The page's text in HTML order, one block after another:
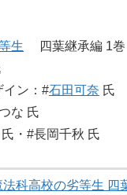
生 四葉継承編 1巻
イン：#石田可奈 氏
な 氏
・#長岡千秋 氏
法科高校の劣等生 四